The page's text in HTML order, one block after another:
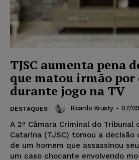
TJSC aumenta pena
que matou irmão
durante jogo na TV
DESTAQUES Ricardo Krusty - 07/
A 2ª Câmara Criminal do
Catarina (TJSC) tomou a decisão
de um homem que assassinou
um caso chocante envolvendo